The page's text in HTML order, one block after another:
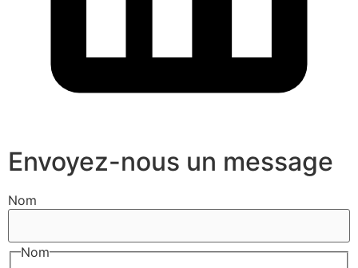
Envoyez-nous un message
Nom
Nom